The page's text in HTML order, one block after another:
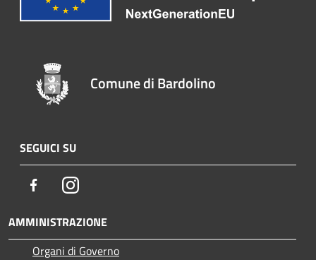
Comune di Bardolino
SEGUICI SU
FacebookInstagram
AMMINISTRAZIONE
Organi di Governo